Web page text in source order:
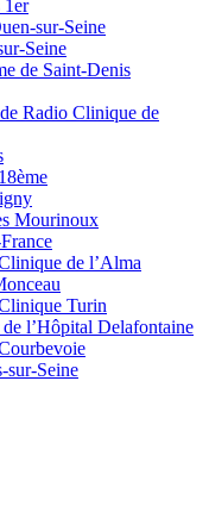
1er
sur-Seine
Seine
de Saint-Denis
Radio Clinique de
Mourinoux
de l’Alma
Turin
l’Hôpital Delafontaine
sur-Seine